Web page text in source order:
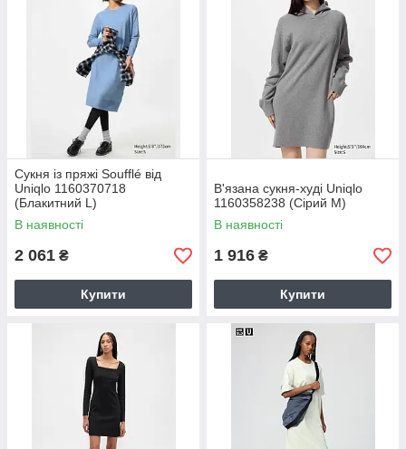
Сукня із пряжі Soufflé від
Uniqlo 1160370718
(Блакитний L)
В наявності
2 061 ₴
Купити
В'язана сукня-худі Uniqlo
1160358238 (Сірий M)
В наявності
1 916 ₴
Купити